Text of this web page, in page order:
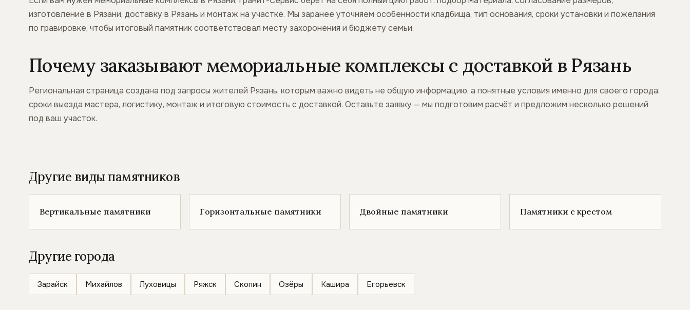
изготовление в Рязани, доставку в Рязань и монтаж на участке. Мы заранее уточняем особенности кладбища, тип основания, сроки установки и пожелания
по гравировке, чтобы итоговый памятник соответствовал месту захоронения и бюджету семьи.
Почему заказывают мемориальные комплексы с доставкой в Рязань
Региональная страница создана под запросы жителей Рязань, которым важно видеть не общую информацию, а понятные условия именно для своего города:
сроки выезда мастера, логистику, монтаж и итоговую стоимость с доставкой. Оставьте заявку — мы подготовим расчёт и предложим несколько решений
под ваш участок.
Другие виды памятников
Вертикальные памятники Горизонтальные памятники Двойные памятники Памятники с крестом
Другие города
Зарайск Михайлов Луховицы Ряжск Скопин Озёры Кашира Егорьевск